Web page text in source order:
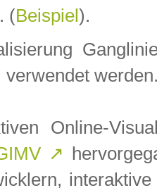
(Beispiel ).
verwendet
Online-
↗